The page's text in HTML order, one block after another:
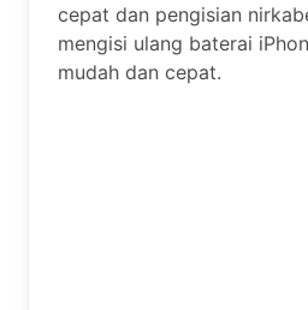
cepat dan pengisian
mengisi ulang baterai
mudah dan cepat.